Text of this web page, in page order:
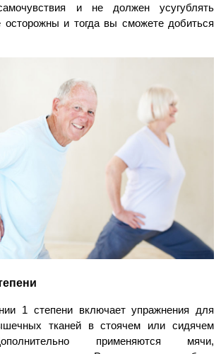
и не должен усугублять
осторожны и тогда вы сможете добиться
1 степени включает упражнения для
тканей в стоячем или сидячем
применяются мячи,